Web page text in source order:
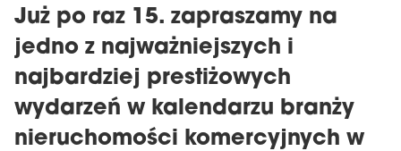
Już po raz 15. zapraszamy na
jedno z najważniejszych i
najbardziej prestiżowych
wydarzeń w kalendarzu branży
nieruchomości komercyjnych w